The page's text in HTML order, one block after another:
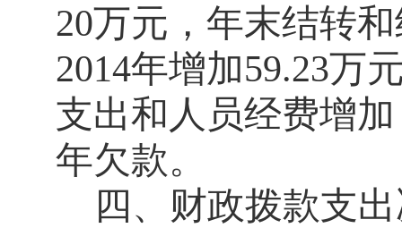
20万元，年末结转
2014年增加59.23万
支出和人员经费增
年欠款。
四、财政拨款支